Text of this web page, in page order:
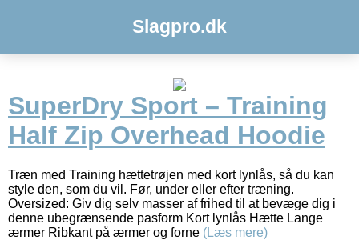
Slagpro.dk
SuperDry Sport – Training
Half Zip Overhead Hoodie
Træn med Training hættetrøjen med kort lynlås, så du kan
style den, som du vil. Før, under eller efter træning.
Oversized: Giv dig selv masser af frihed til at bevæge dig i
denne ubegrænsende pasform Kort lynlås Hætte Lange
ærmer Ribkant på ærmer og forne (Læs mere)